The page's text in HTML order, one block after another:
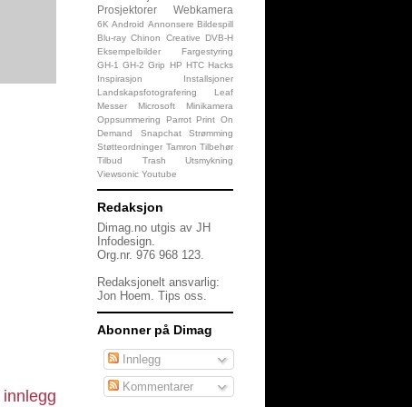
Prosjektorer
Webkamera
6K Android Annonsere Bildespill
Blu-ray Chinon Creative
DVB-H
Eksempelbilder
Fargestyring
GH-1 GH-2 Grip HP HTC Hacks
Inspirasjon
Installsjoner
Landskapsfotografering
Leaf
Messer
Microsoft
Minikamera
Oppsummering
Parrot Print On
Demand
Snapchat
Strømming
Støtteordninger Tamron Tilbehør
Tilbud
Trash
Utsmykning
Viewsonic Youtube
Redaksjon
Dimag.no utgis av JH
Infodesign.
Org.nr. 976 968 123.
Redaksjonelt ansvarlig:
Jon Hoem. Tips oss
Abonner på Dimag
Innlegg
Kommentarer